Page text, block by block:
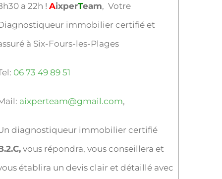
a 22h !AixperTeam, Votre
immobilier certifié et
à Six-Fours-les-Plages
06 73 49 89 51
aixperteam@gmail.com,
diagnostiqueur immobilier certifié
vous répondra, vous conseillera et
établira un devis clair et détaillé avec